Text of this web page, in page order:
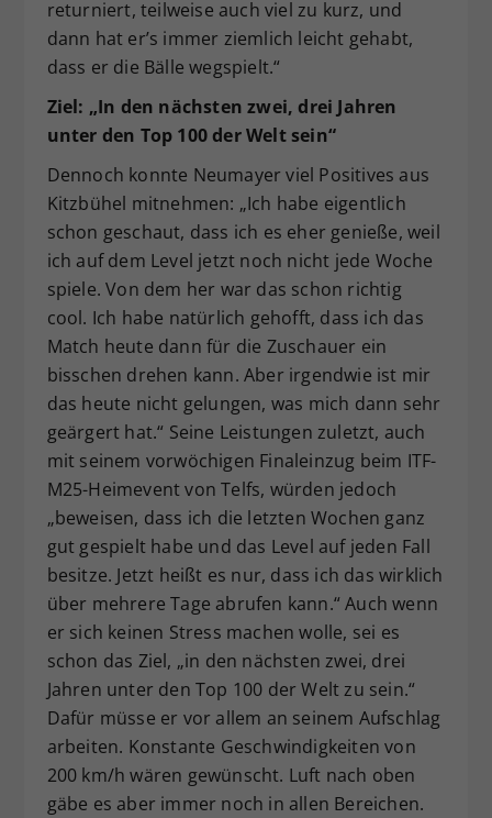
returniert, teilweise auch viel zu kurz, und
dann hat er’s immer ziemlich leicht gehabt,
dass er die Bälle wegspielt.“
Ziel: „In den nächsten zwei, drei Jahren
unter den Top 100 der Welt sein“
Dennoch konnte Neumayer viel Positives aus
Kitzbühel mitnehmen: „Ich habe eigentlich
schon geschaut, dass ich es eher genieße, weil
ich auf dem Level jetzt noch nicht jede Woche
spiele. Von dem her war das schon richtig
cool. Ich habe natürlich gehofft, dass ich das
Match heute dann für die Zuschauer ein
bisschen drehen kann. Aber irgendwie ist mir
das heute nicht gelungen, was mich dann sehr
geärgert hat.“ Seine Leistungen zuletzt, auch
mit seinem vorwöchigen Finaleinzug beim ITF-
M25-Heimevent von Telfs, würden jedoch
„beweisen, dass ich die letzten Wochen ganz
gut gespielt habe und das Level auf jeden Fall
besitze. Jetzt heißt es nur, dass ich das wirklich
über mehrere Tage abrufen kann.“ Auch wenn
er sich keinen Stress machen wolle, sei es
schon das Ziel, „in den nächsten zwei, drei
Jahren unter den Top 100 der Welt zu sein.“
Dafür müsse er vor allem an seinem Aufschlag
arbeiten. Konstante Geschwindigkeiten von
200 km/h wären gewünscht. Luft nach oben
gäbe es aber immer noch in allen Bereichen.